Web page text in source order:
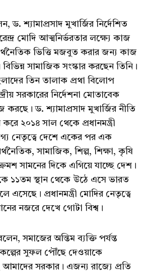
ড. শ্যামাপ্রসাদ মুখার্জির নির্দেশিত
মোদি আত্মনির্ভরতার লক্ষ্যে কাজ
ভিত্তি মজবুত করার জন্য কাজ
বিভিন্ন সামাজিক সংস্কার করছেন তিনি।
তিন তালাক প্রথা বিলোপ
সরকারের নির্দেশনা মোতাবেক
ড. শ্যামাপ্রসাদ মুখার্জির নীতি
২০১৪ সাল থেকে প্রধানমন্ত্রী
নেতৃত্বে দেশে একের পর এক
সামাজিক, শিল্প, শিক্ষা, কৃষি
সামনের দিকে এগিয়ে যাচ্ছে দেশ।
১১তম স্থান থেকে উঠে এসে ভারত
এসেছে। প্রধানমন্ত্রী মোদির নেতৃত্বে
নজরে দেখে গোটা বিশ্ব।
বলেন, সমাজের অন্তিম ব্যক্তি পর্যন্ত
সুফল পৌঁছে দেওয়াকে
আমাদের সরকার। এজন্য রাজ্যে প্রতি